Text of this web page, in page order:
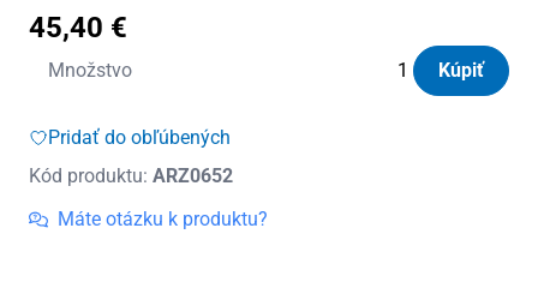
45,40 €
Množstvo
množstvo
gumové
zvýšeným
okrajom
Kúpiť
Pridať do obľúbených
Kód produktu: ARZ0652
Máte otázku k produktu?